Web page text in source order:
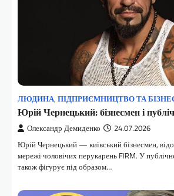
ЛЮДИНА, ПІДПРИЄМНИЦТВО ТА
Юрій Чернецький: бізнесмен і
Олександр Демиденко 24.07.2026
Юрій Чернецький — київський бізнесмен,
мережі чоловічих перукарень FIRM. У
також фігурує під образом…